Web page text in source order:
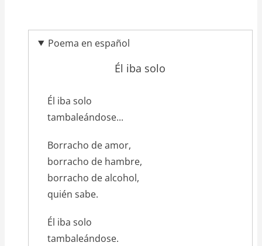
Poema en español
Él iba solo
texto_poema
Él iba solo
tambaleándose...
Borracho de amor,
borracho de hambre,
borracho de alcohol,
quién sabe.
Él iba solo
tambaleándose.